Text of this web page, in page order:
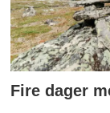
Fire dager